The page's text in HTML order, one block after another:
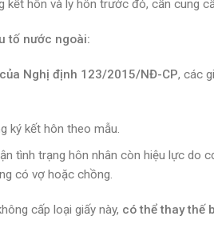
kết hôn và ly hôn trước đó, cần cung
tố nước ngoài:
Nghị định 123/2015/NĐ-CP, các
ký kết hôn theo mẫu.
tình trạng hôn nhân còn hiệu lực do
có vợ hoặc chồng.
cấp loại giấy này, có thể thay thế